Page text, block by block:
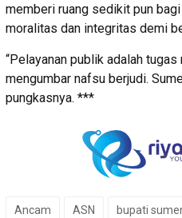
memberi ruang sedikit pun
moralitas dan integritas demi
“Pelayanan publik adalah
mengumbar nafsu berjudi.
pungkasnya. ***
Ancam ASN bupati